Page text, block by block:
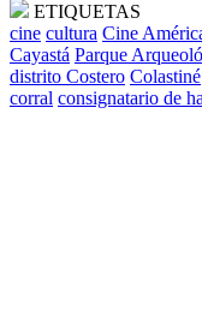
ETIQUETAS
cine cultura Cine
Cayastá Parque
distrito Costero Colastiné
corral consignatario de